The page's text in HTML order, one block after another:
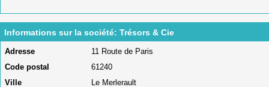
Informations sur la société: Trésors & Cie
Adresse
11 Route de Paris
Code postal
61240
Ville
Le Merlerault